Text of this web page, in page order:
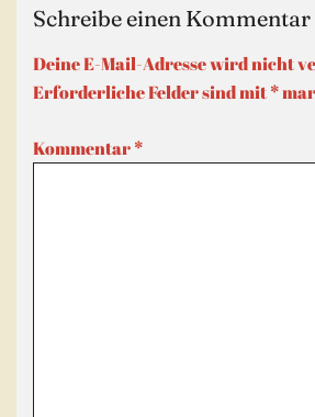
Schreibe einen Kommentar
Deine E-Mail-Adresse wird nicht
Erforderliche Felder sind mit*
Kommentar*